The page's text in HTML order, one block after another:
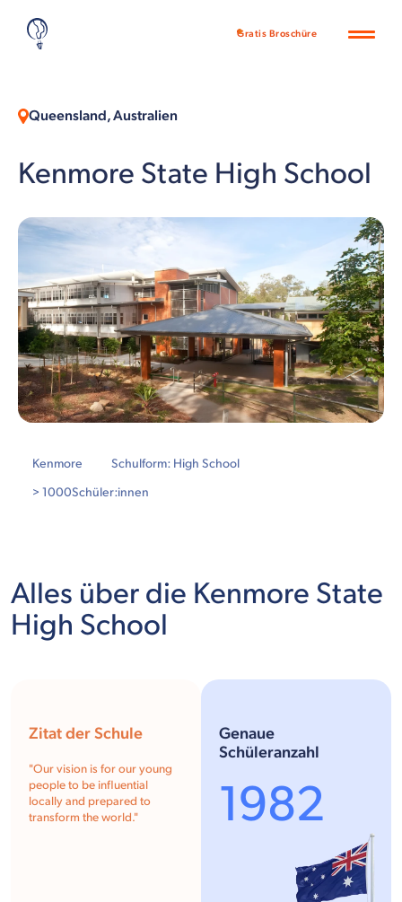
Gratis Broschüre
Queensland, Australien
Kenmore State High School
Kenmore
Schulform: High School
> 1000Schüler:innen
Alles über die Kenmore State
High School
Zitat der Schule
"Our vision is for our young
people to be influential
locally and prepared to
transform the world."
Genaue
Schüleranzahl
1982